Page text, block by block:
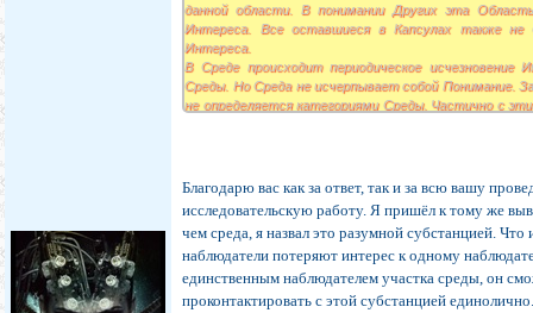
данной области. В понимании Других эта
Интереса. Все оставшиеся в Капсулах также не
Интереса.
В Среде происходит периодическое исчезновение
Среды. Но Среда не исчерпывает собой Понимание.
не определяется категориями Среды. Частично с
Благодарю вас как за ответ, так и за всю вашу
исследовательскую работу. Я пришёл к тому же
чем среда, я назвал это разумной субстанцией. Что
наблюдатели потеряют интерес к одному
единственным наблюдателем участка среды, он
проконтактировать с этой субстанцией